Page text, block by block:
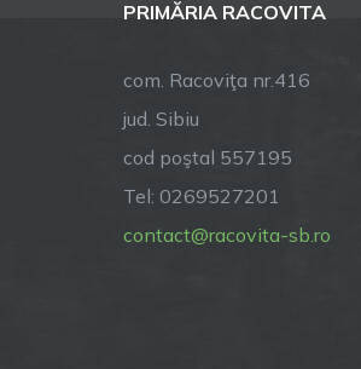
PRIMĂRIA RACOVITA
com. Racoviţa nr.416
jud. Sibiu
cod poştal 557195
Tel: 0269527201
contact@racovita-sb.ro